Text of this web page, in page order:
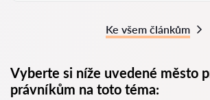
Ke všem článkům
Vyberte si níže uvedené město
právníkům na toto téma: